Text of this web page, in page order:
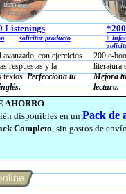
Listenings
solicitar producto
+
con ejercicios
respuestas y la
textos.Perfecciona tu
200 e-
literatura
Mejora
lectura.
AHORRO
disponibles en un Pack de
Completo, sin gastos de